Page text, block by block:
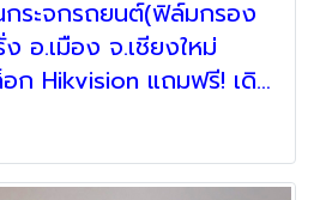
ระจกรถยนต์(ฟิล์มกรอง
อ.เมือง จ.เชียงใหม่
ก Hikvision แถมฟรี! เดิน